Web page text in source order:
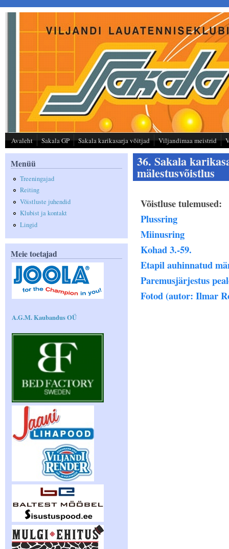
Liigu edasi põhisisu juurde
Avaleht Sakala GP Sakala karikasarja võitjad Viljandimaa meistrid
Menüü
Treeningajad
Reiting
Võistluste juhendid
Klubist ja kontakt
Lingid
Meie toetajad
A.G.M. Kaubandus OÜ
36. Sakala
mälestusvõistlus
Võistluse tulemused:
Plussring
Miinusring
Kohad 3.-59.
Etapil auhinnatud
Paremusjärjestus
Fotod (autor: Ilmar